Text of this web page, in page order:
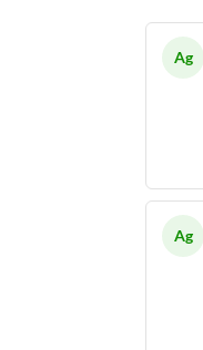
Ag
Ag